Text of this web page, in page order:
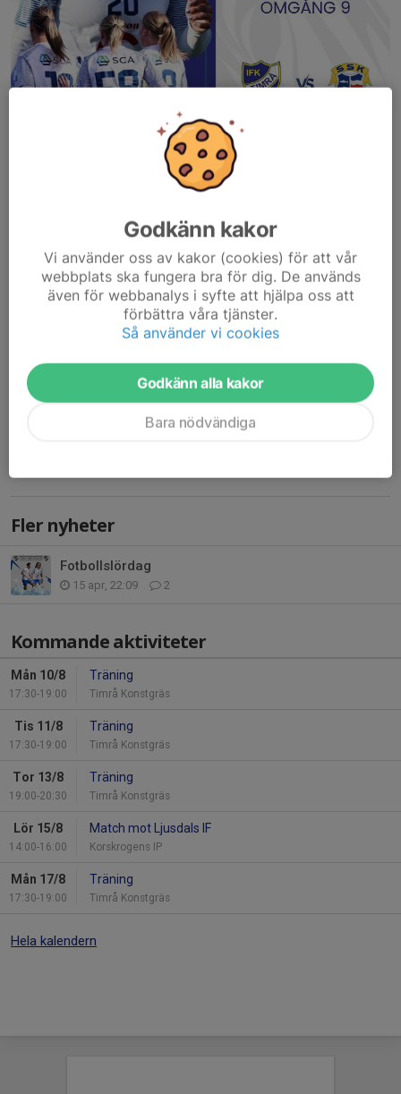
Idag är det dags för sista matchen innan sommaruppehållet, där
vi tar emot Selånger SK dam på konstgräset.
En spännande derbymatch mot serietvåan. Kom och stötta oss
från läktaren. Vi ses där!
Entré:
Fler nyheter
Fotbollslördag
15 apr, 22:09 2
Kommande aktiviteter
Mån 10/8
17:30-19:00
Träning
Timrå Konstgräs
Tis 11/8
17:30-19:00
Träning
Timrå Konstgräs
Tor 13/8
19:00-20:30
Träning
Timrå Konstgräs
Lör 15/8
14:00-16:00
Match mot Ljusdals IF
Korskrogens IP
Mån 17/8
17:30-19:00
Träning
Timrå Konstgräs
Hela kalendern
Godkänn kakor
Vi använder oss av kakor (cookies) för att vår
webbplats ska fungera bra för dig. De används
även för webbanalys i syfte att hjälpa oss att
förbättra våra tjänster.
Så använder vi cookies
Godkänn alla kakor
Bara nödvändiga